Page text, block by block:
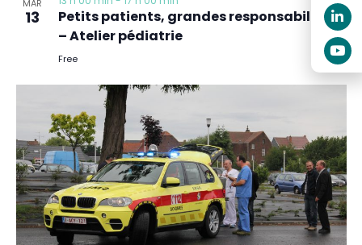
MAR
13
Petits patients, grandes responsabilités
– Atelier pédiatrie
Free